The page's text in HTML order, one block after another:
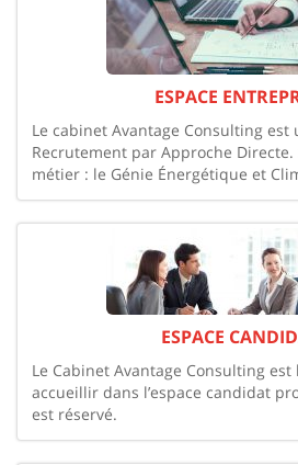
ESPACE
Le cabinet Avantage Consulting est
Recrutement par Approche
métier : le Génie Énergétique et
ESPACE
Le Cabinet Avantage Consulting
accueillir dans l’espace candidat
est réservé.